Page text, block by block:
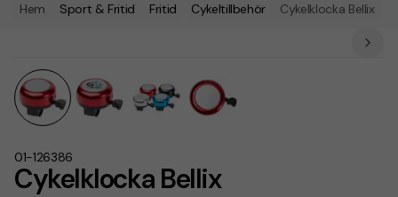
Hem Sport & Fritid Fritid Cykeltillbehör Cykelklocka Bellix
Cykelklocka Bellix
01-126386